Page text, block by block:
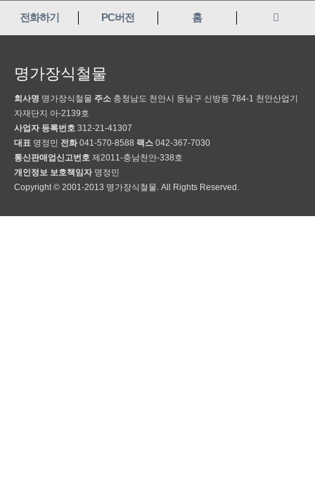
전화하기 PC버전 홈
명가장식철물
회사명 명가장식철물 주소 충청남도 천안시 동남구 신방동 784-1 천안산업기
자재단지 아-2139호
사업자 등록번호 312-21-41307
대표 명정민 전화 041-570-8588 팩스 042-367-7030
통신판매업신고번호 제2011-충남천안-338호
개인정보 보호책임자 명정민
Copyright © 2001-2013 명가장식철물. All Rights Reserved.